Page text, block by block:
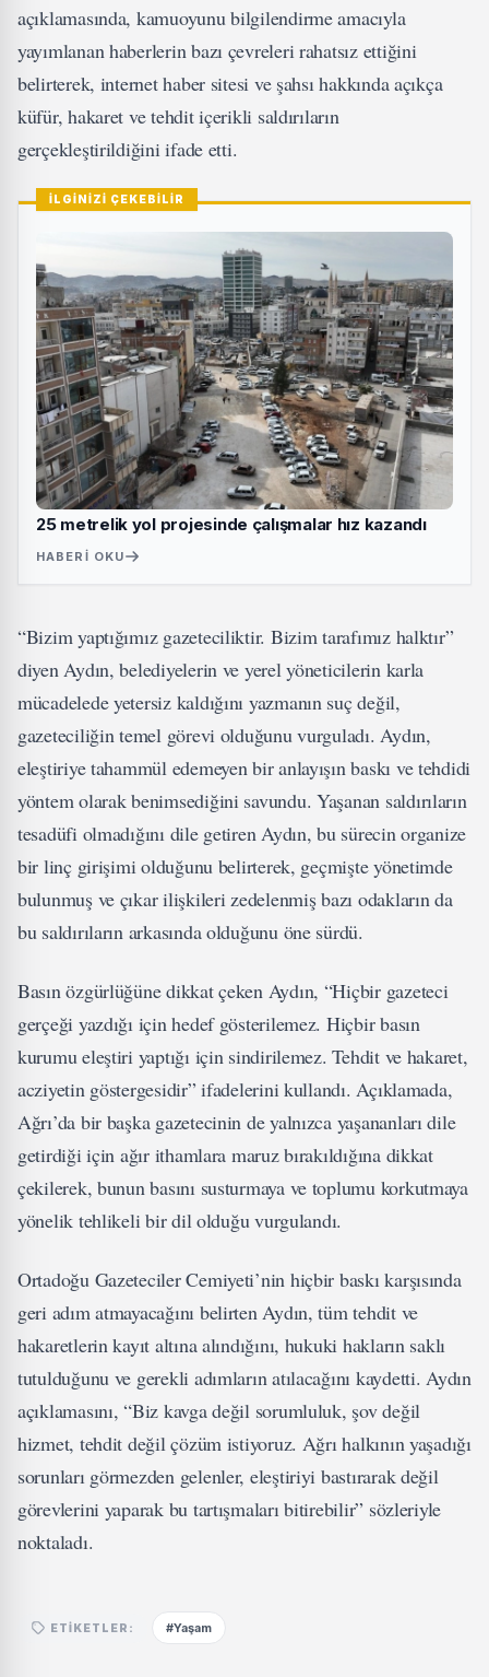
açıklamasında, kamuoyunu bilgilendirme amacıyla
yayımlanan haberlerin bazı çevreleri rahatsız ettiğini
belirterek, internet haber sitesi ve şahsı hakkında açıkça
küfür, hakaret ve tehdit içerikli saldırıların
gerçekleştirildiğini ifade etti.
İLGİNİZİ ÇEKEBİLİR
25 metrelik yol projesinde çalışmalar hız kazandı
HABERI OKU
“Bizim yaptığımız gazeteciliktir. Bizim tarafımız halktır”
diyen Aydın, belediyelerin ve yerel yöneticilerin karla
mücadelede yetersiz kaldığını yazmanın suç değil,
gazeteciliğin temel görevi olduğunu vurguladı. Aydın,
eleştiriye tahammül edemeyen bir anlayışın baskı ve tehdidi
yöntem olarak benimsediğini savundu. Yaşanan saldırıların
tesadüfi olmadığını dile getiren Aydın, bu sürecin organize
bir linç girişimi olduğunu belirterek, geçmişte yönetimde
bulunmuş ve çıkar ilişkileri zedelenmiş bazı odakların da
bu saldırıların arkasında olduğunu öne sürdü.
Basın özgürlüğüne dikkat çeken Aydın, “Hiçbir gazeteci
gerçeği yazdığı için hedef gösterilemez. Hiçbir basın
kurumu eleştiri yaptığı için sindirilemez. Tehdit ve hakaret,
acziyetin göstergesidir” ifadelerini kullandı. Açıklamada,
Ağrı’da bir başka gazetecinin de yalnızca yaşananları dile
getirdiği için ağır ithamlara maruz bırakıldığına dikkat
çekilerek, bunun basını susturmaya ve toplumu korkutmaya
yönelik tehlikeli bir dil olduğu vurgulandı.
Ortadoğu Gazeteciler Cemiyeti’nin hiçbir baskı karşısında
geri adım atmayacağını belirten Aydın, tüm tehdit ve
hakaretlerin kayıt altına alındığını, hukuki hakların saklı
tutulduğunu ve gerekli adımların atılacağını kaydetti. Aydın
açıklamasını, “Biz kavga değil sorumluluk, şov değil
hizmet, tehdit değil çözüm istiyoruz. Ağrı halkının yaşadığı
sorunları görmezden gelenler, eleştiriyi bastırarak değil
görevlerini yaparak bu tartışmaları bitirebilir” sözleriyle
noktaladı.
ETIKETLER: #Yaşam